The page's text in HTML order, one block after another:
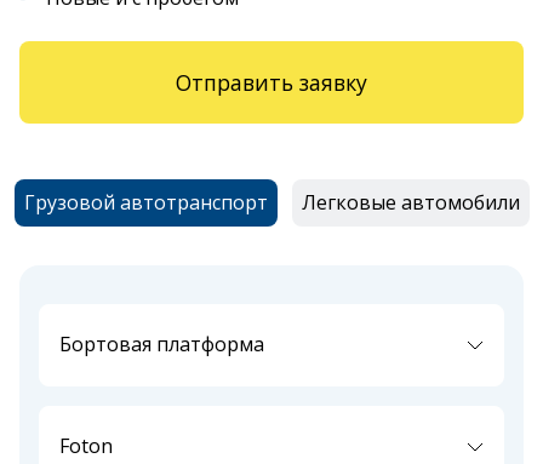
Отправить заявку
Грузовой автотранспорт Легковые автомобили
Бортовая платформа
Foton